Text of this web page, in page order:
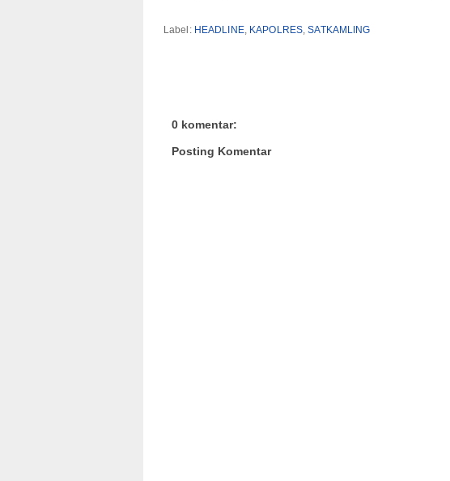
Label: HEADLINE, KAPOLRES,SATKAMLING
0 komentar:
Posting Komentar